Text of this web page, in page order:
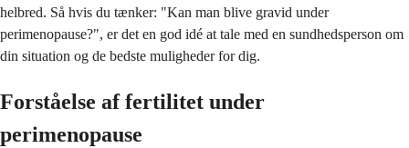
helbred. Så hvis du tænker: "Kan man blive gravid under
perimenopause?", er det en god idé at tale med en sundhedsperson om
din situation og de bedste muligheder for dig.
Forståelse af fertilitet under
perimenopause